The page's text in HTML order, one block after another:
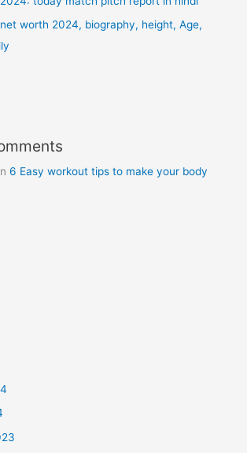
worth 2024, biography, height, Age,
6 Easy workout tips to make your body